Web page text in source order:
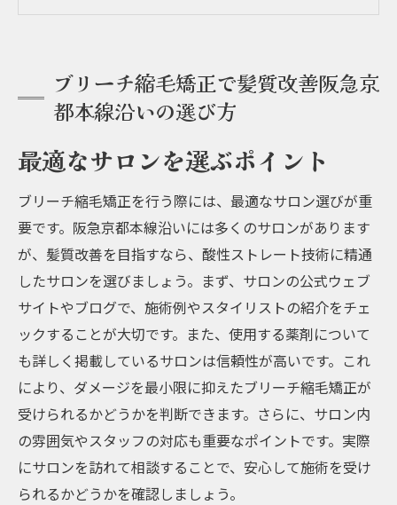
価格とサービスのバランス
酸性ストレートでダメージレス阪急京都本線の
おすすめサロン
ダメージレス施術の秘密
阪急京都本線沿いの人気サロン紹介
最新技術を取り入れた施術例
お客様の声から選ぶおすすめサロン
初回限定のお得なプラン
阪急京都本線沿いで見つける理想の髪質改善の
ポイント
理想の髪質とは
髪質改善に必要なケア
サロンでのアフターケアの重要性
ブリーチ縮毛矯正で髪質改善阪急京
都本線沿いの選び方
最適なサロンを選ぶポイント
ブリーチ縮毛矯正を行う際には、最適なサロン選びが重
要です。阪急京都本線沿いには多くのサロンがあります
が、髪質改善を目指すなら、酸性ストレート技術に精通
したサロンを選びましょう。まず、サロンの公式ウェブ
サイトやブログで、施術例やスタイリストの紹介をチェ
ックすることが大切です。また、使用する薬剤について
も詳しく掲載しているサロンは信頼性が高いです。これ
により、ダメージを最小限に抑えたブリーチ縮毛矯正が
受けられるかどうかを判断できます。さらに、サロン内
の雰囲気やスタッフの対応も重要なポイントです。実際
にサロンを訪れて相談することで、安心して施術を受け
られるかどうかを確認しましょう。